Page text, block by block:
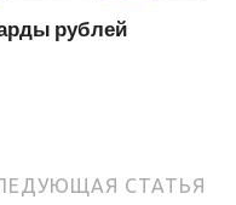
рублей
СТАТЬЯ